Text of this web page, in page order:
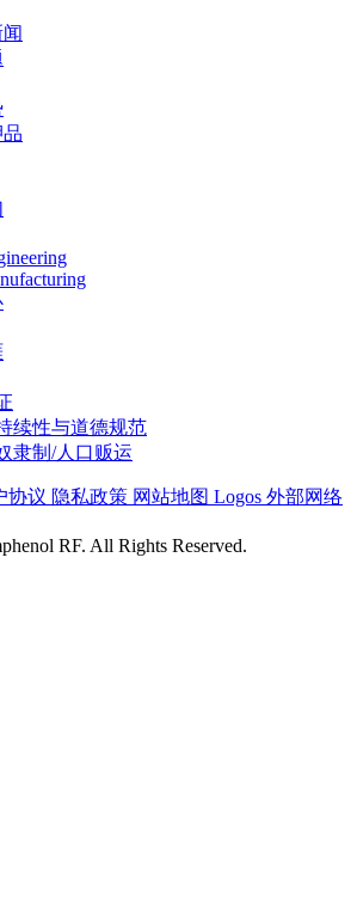
续性与道德规范
隶制/人口贩运
协议 隐私政策 网站地图 Logos 外部网络
RF. All Rights Reserved.